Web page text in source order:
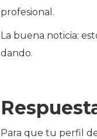
profesional.
La buena noticia:
dando.
Para que tu perfil